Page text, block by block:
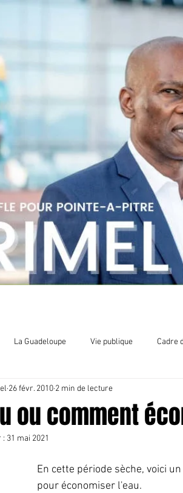
La Guadeloupe Vie publique Cadre
Organisation politique
ou comment
26 févr. 2010 2 min de lecture
: 31 mai 2021
En cette période sèche, voici
pour économiser l'eau.